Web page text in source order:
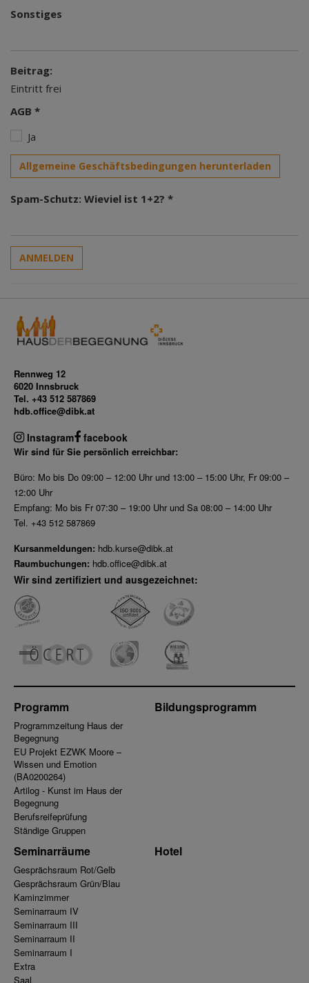
Sonstiges
Beitrag:
Eintritt frei
AGB *
Ja
Allgemeine Geschäftsbedingungen herunterladen
Spam-Schutz: Wieviel ist 1+2? *
ANMELDEN
Rennweg 12
6020 Innsbruck
Tel. +43 512 587869
hdb.office@dibk.at
Instagram facebook
Wir sind für Sie persönlich erreichbar:
Büro: Mo bis Do 09:00 – 12:00 Uhr und 13:00 – 15:00 Uhr, Fr 09:00 –
12:00 Uhr
Empfang: Mo bis Fr 07:30 – 19:00 Uhr und Sa 08:00 – 14:00 Uhr
Tel. +43 512 587869
Kursanmeldungen: hdb.kurse@dibk.at
Raumbuchungen: hdb.office@dibk.at
Wir sind zertifiziert und ausgezeichnet:
Programm
Programmzeitung Haus der
Begegnung
EU Projekt EZWK Moore –
Wissen und Emotion
(BA0200264)
Artilog - Kunst im Haus der
Begegnung
Berufsreifeprüfung
Ständige Gruppen
Bildungsprogramm
Seminarräume
Gesprächsraum Rot/Gelb
Gesprächsraum Grün/Blau
Kaminzimmer
Seminarraum IV
Seminarraum III
Seminarraum II
Seminarraum I
Extra
Saal
Hotel